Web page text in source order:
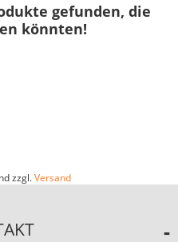
gefunden, die
könnten!
zzgl.Versand